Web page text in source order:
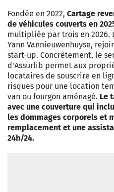
Fondée en 2022, Cartage
de véhicules couverts en
multipliée par trois en 2026.
Yann Vannieuwenhuyse,
start-up. Concrètement, le
d'Assurlib permet aux
locataires de souscrire en
risques pour une location
van ou fourgon aménagé. Le
avec une couverture qui
les dommages corporels et
remplacement et une
24h/24.